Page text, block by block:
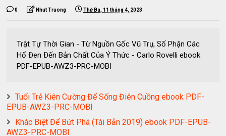
0 Nhut Truong Thứ Ba, 11 tháng 4, 2023
Trật Tự Thời Gian - Từ Nguồn Gốc Vũ Trụ, Số Phận Các
Hố Đen Đến Bản Chất Của Ý Thức - Carlo Rovelli ebook
PDF-EPUB-AWZ3-PRC-MOBI
Tuổi Trẻ Kiên Cường Để Sống Điên Cuồng ebook PDF-
EPUB-AWZ3-PRC-MOBI
Khác Biệt Để Bứt Phá (Tái Bản 2019) ebook PDF-EPUB-
AWZ3-PRC-MOBI